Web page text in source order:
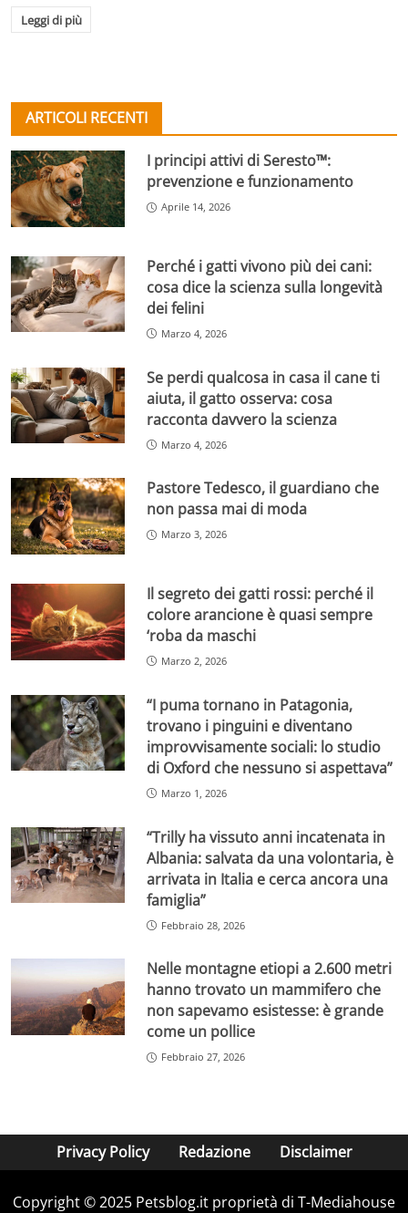
Leggi di più
ARTICOLI RECENTI
I principi attivi di Seresto™:
prevenzione e funzionamento
Aprile 14, 2026
Perché i gatti vivono più dei cani:
cosa dice la scienza sulla longevità
dei felini
Marzo 4, 2026
Se perdi qualcosa in casa il cane ti
aiuta, il gatto osserva: cosa
racconta davvero la scienza
Marzo 4, 2026
Pastore Tedesco, il guardiano che
non passa mai di moda
Marzo 3, 2026
Il segreto dei gatti rossi: perché il
colore arancione è quasi sempre
‘roba da maschi
Marzo 2, 2026
“I puma tornano in Patagonia,
trovano i pinguini e diventano
improvvisamente sociali: lo studio
di Oxford che nessuno si aspettava”
Marzo 1, 2026
“Trilly ha vissuto anni incatenata in
Albania: salvata da una volontaria, è
arrivata in Italia e cerca ancora una
famiglia”
Febbraio 28, 2026
Nelle montagne etiopi a 2.600 metri
hanno trovato un mammifero che
non sapevamo esistesse: è grande
come un pollice
Febbraio 27, 2026
Privacy Policy Redazione Disclaimer
Copyright © 2025 Petsblog.it proprietà di T-Mediahouse